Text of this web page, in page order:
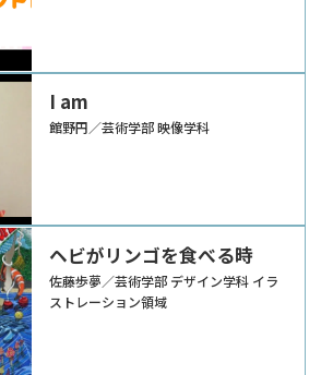
I am
館野円／芸術学部 映像学科
ヘビがリンゴを食べる時
佐藤歩夢／芸術学部 デザイン学科 イラ
ストレーション領域